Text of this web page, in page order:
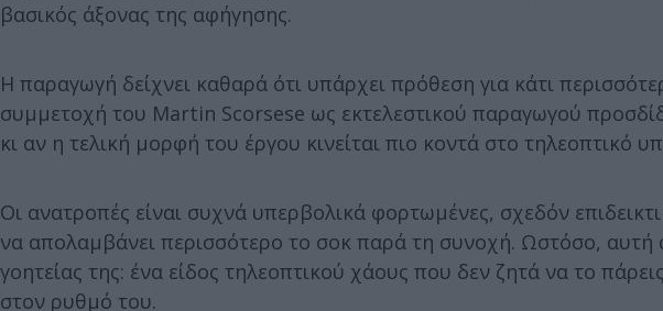
βασικός άξονας της αφήγησης.
Η παραγωγή δείχνει καθαρά ότι υπάρχει πρόθεση για κάτι
συμμετοχή του Martin Scorsese ως εκτελεστικού παραγωγού
κι αν η τελική μορφή του έργου κινείται πιο κοντά στο
Οι ανατροπές είναι συχνά υπερβολικά φορτωμένες, σχεδόν
να απολαμβάνει περισσότερο το σοκ παρά τη συνοχή. Ωστόσο, αυτή
γοητείας της: ένα είδος τηλεοπτικού χάους που δεν ζητά να το
στον ρυθμό του.